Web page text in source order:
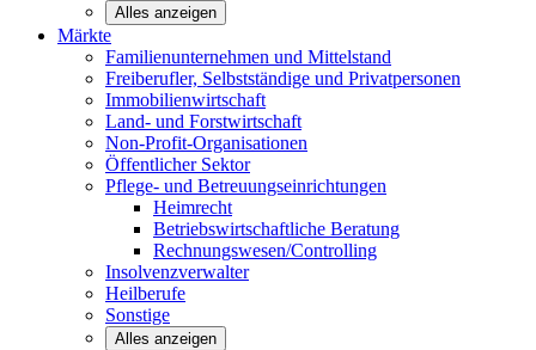
Alles anzeigen
Märkte
Familienunternehmen und Mittelstand
Freiberufler, Selbstständige und Privatpersonen
Immobilienwirtschaft
Land- und Forstwirtschaft
Non-Profit-Organisationen
Öffentlicher Sektor
Pflege- und Betreuungseinrichtungen
Heimrecht
Betriebswirtschaftliche Beratung
Rechnungswesen/Controlling
Insolvenzverwalter
Heilberufe
Sonstige
Alles anzeigen